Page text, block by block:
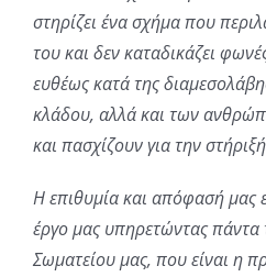
στηρίζει ένα σχήμα που
του και δεν καταδικάζει
ευθέως κατά της
κλάδου, αλλά και των
και πασχίζουν για την
Η επιθυμία και απόφασή μας
έργο μας υπηρετώντας
Σωματείου μας, που είναι η